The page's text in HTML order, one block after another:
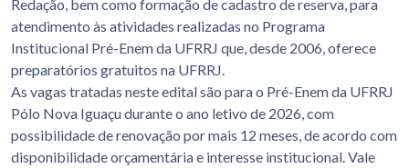
Redação, bem como formação de cadastro de reserva, para
atendimento às atividades realizadas no Programa
Institucional Pré-Enem da UFRRJ que, desde 2006, oferece
preparatórios gratuitos na UFRRJ.
As vagas tratadas neste edital são para o Pré-Enem da UFRRJ
Pólo Nova Iguaçu durante o ano letivo de 2026, com
possibilidade de renovação por mais 12 meses, de acordo com
disponibilidade orçamentária e interesse institucional. Vale